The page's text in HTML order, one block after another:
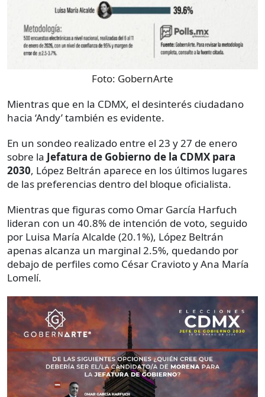
Foto: GobernArte
Mientras que en la CDMX, el desinterés ciudadano
hacia ‘Andy’ también es evidente.
En un sondeo realizado entre el 23 y 27 de enero
sobre la Jefatura de Gobierno de la CDMX para
2030, López Beltrán aparece en los últimos lugares
de las preferencias dentro del bloque oficialista.
Mientras que figuras como Omar García Harfuch
lideran con un 40.8% de intención de voto, seguido
por Luisa María Alcalde (20.1%), López Beltrán
apenas alcanza un marginal 2.5%, quedando por
debajo de perfiles como César Cravioto y Ana María
Lomelí.